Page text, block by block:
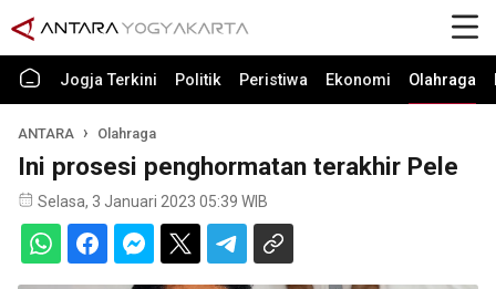
Jogja Terkini Politik Peristiwa Ekonomi Olahraga
ANTARA Olahraga
Ini prosesi penghormatan terakhir Pele
Selasa, 3 Januari 2023 05:39 WIB